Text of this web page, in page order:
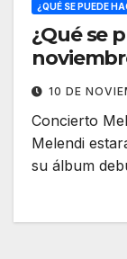
¿QUÉ SE PUEDE
¿Qué se
10 DE
Concierto
Melendi
su álbum